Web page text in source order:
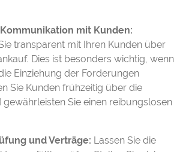
mit Kunden:
transparent mit Ihren Kunden über
Dies ist besonders wichtig, wenn
Einziehung der Forderungen
Sie Kunden frühzeitig über die
Sie einen reibungslosen
und Verträge: Lassen Sie die